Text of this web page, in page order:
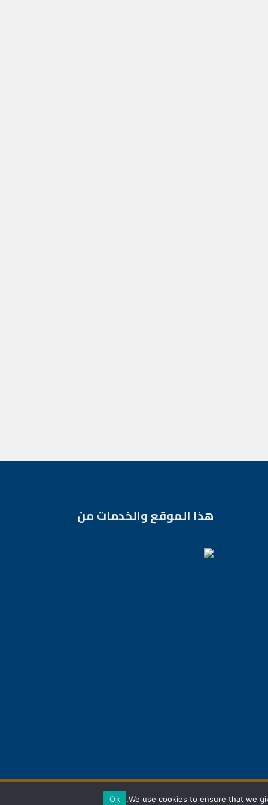
هذا الموقع والخدمات من
We use cookies to ensure that we
Ok